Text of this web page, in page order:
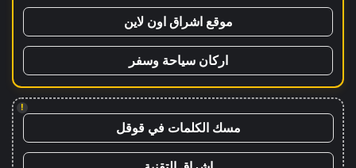
موقع اشراق اون لاين
اركان سياحة وسفر
!
مسك الكلمات في قوقل